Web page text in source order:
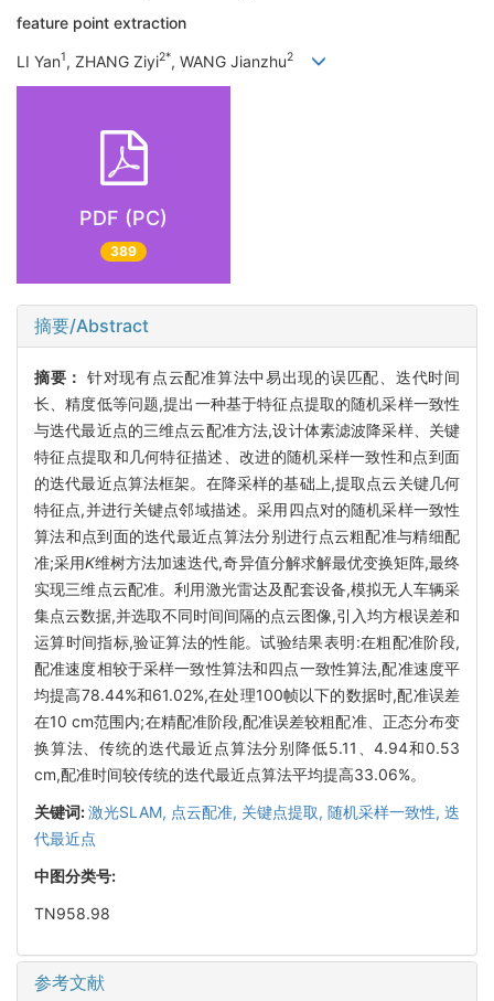
feature point extraction
LI Yan1, ZHANG Ziyi2*, WANG Jianzhu2
PDF (PC)
389
摘要/Abstract
摘要： 针对现有点云配准算法中易出现的误匹配、迭代时间
长、精度低等问题,提出一种基于特征点提取的随机采样一致性
与迭代最近点的三维点云配准方法,设计体素滤波降采样、关键
特征点提取和几何特征描述、改进的随机采样一致性和点到面
的迭代最近点算法框架。在降采样的基础上,提取点云关键几何
特征点,并进行关键点邻域描述。采用四点对的随机采样一致性
算法和点到面的迭代最近点算法分别进行点云粗配准与精细配
准;采用K维树方法加速迭代,奇异值分解求解最优变换矩阵,最终
实现三维点云配准。利用激光雷达及配套设备,模拟无人车辆采
集点云数据,并选取不同时间间隔的点云图像,引入均方根误差和
运算时间指标,验证算法的性能。试验结果表明:在粗配准阶段,
配准速度相较于采样一致性算法和四点一致性算法,配准速度平
均提高78.44%和61.02%,在处理100帧以下的数据时,配准误差
在10 cm范围内;在精配准阶段,配准误差较粗配准、正态分布变
换算法、传统的迭代最近点算法分别降低5.11、4.94和0.53
cm,配准时间较传统的迭代最近点算法平均提高33.06%。
关键词:激光SLAM, 点云配准, 关键点提取, 随机采样一致性, 迭
代最近点
中图分类号:
TN958.98
参考文献